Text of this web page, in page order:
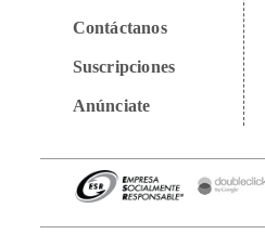
Contáctanos
Suscripciones
Anúnciate